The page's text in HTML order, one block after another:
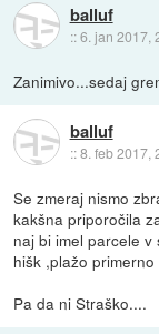
balluf
::6. jan 2017,
Zanimivo...sedaj
balluf
::8. feb 2017,
Se zmeraj nismo
kakšna priporočila
naj bi imel parcele
hišk ,plažo
Pa da ni Straško....